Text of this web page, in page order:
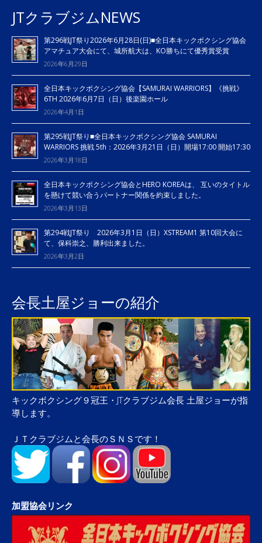
JTクラブジムNEWS
第296戦JT祭り2026年6月28日(日)■全日本キックボクシング協会
アマチュア大会にて、城所航大は、KO勝ちにて優秀賞受賞
2026年6月29日
全日本キックボクシング協会【SAMURAI WARRIORS】《挑戦》
6TH 2026年6月7日（日）後楽園ホール
2026年4月1日
第295戦JT祭り■全日本キックボクシング協会 SAMURAI
WARRIORS 挑戦 5th：2026年3月21日（日）開場17:00 開始17:30
2026年3月18日
全日本キックボクシング協会とHERO KOREAは、 互いのタイトル
を懸けて競い合うパートナー関係を約束しました。
2026年3月13日
第294戦JT祭り 2026年3月1日（日）XSTREAM1 第10回大会に
て、保科崇之、勝利出来ました。
2026年3月2日
会長土屋ジョーの紹介
キックボクシング９冠王・JTクラブジム会長 土屋ジョーが指
導します。
ＪＴクラブジムと会長のＳＮＳです！
加盟協会リンク